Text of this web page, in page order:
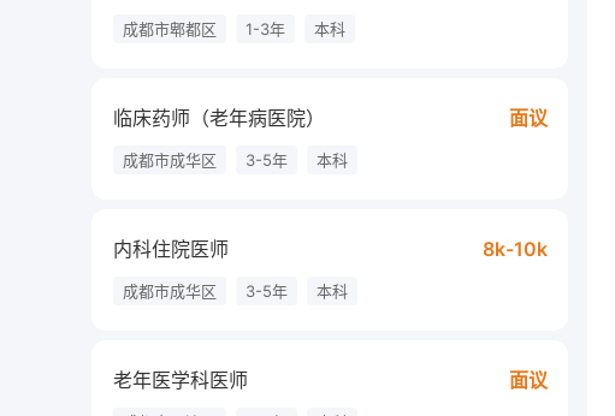
成都市郫都区 1-3年 本科
临床药师（老年病医院） 面议
成都市成华区 3-5年 本科
内科住院医师 8k-10k
成都市成华区 3-5年 本科
老年医学科医师 面议